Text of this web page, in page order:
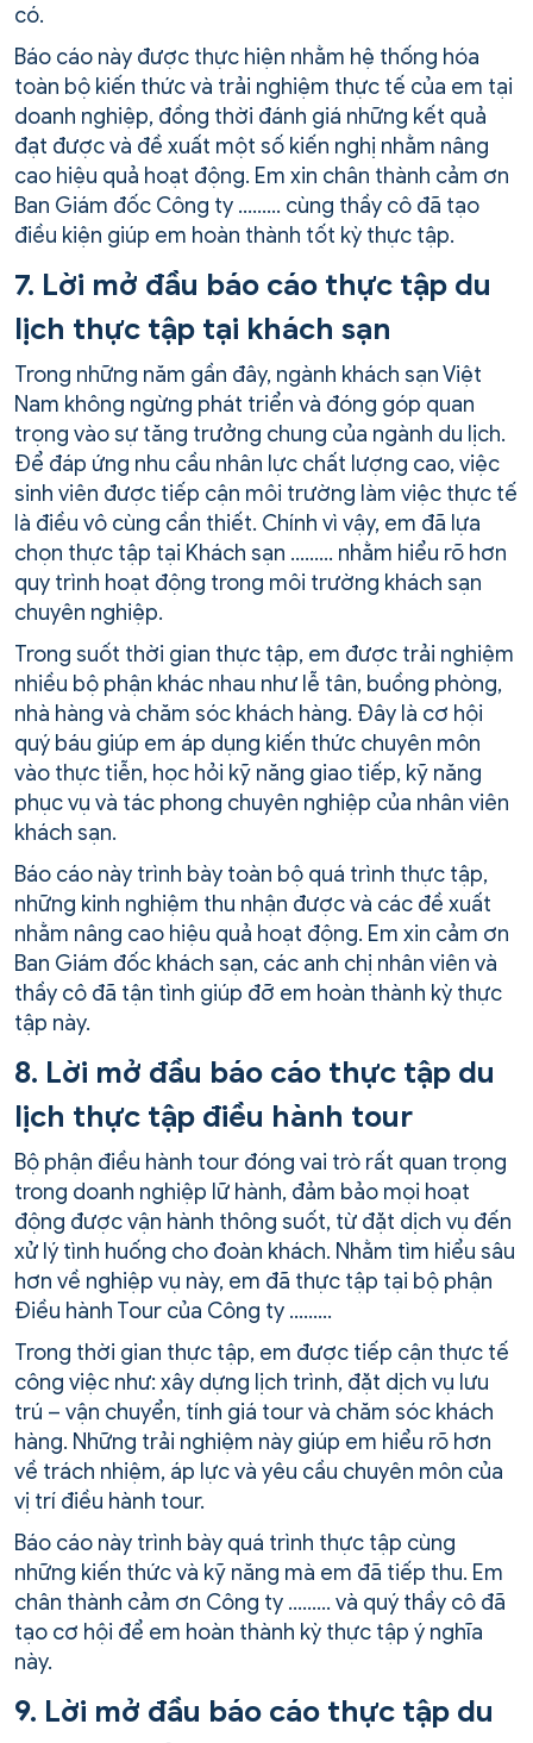
có.
Báo cáo này được thực hiện nhằm hệ thống hóa
toàn bộ kiến thức và trải nghiệm thực tế của em tại
doanh nghiệp, đồng thời đánh giá những kết quả
đạt được và đề xuất một số kiến nghị nhằm nâng
cao hiệu quả hoạt động. Em xin chân thành cảm ơn
Ban Giám đốc Công ty ……… cùng thầy cô đã tạo
điều kiện giúp em hoàn thành tốt kỳ thực tập.
7. Lời mở đầu báo cáo thực tập du
lịch thực tập tại khách sạn
Trong những năm gần đây, ngành khách sạn Việt
Nam không ngừng phát triển và đóng góp quan
trọng vào sự tăng trưởng chung của ngành du lịch.
Để đáp ứng nhu cầu nhân lực chất lượng cao, việc
sinh viên được tiếp cận môi trường làm việc thực tế
là điều vô cùng cần thiết. Chính vì vậy, em đã lựa
chọn thực tập tại Khách sạn ……… nhằm hiểu rõ hơn
quy trình hoạt động trong môi trường khách sạn
chuyên nghiệp.
Trong suốt thời gian thực tập, em được trải nghiệm
nhiều bộ phận khác nhau như lễ tân, buồng phòng,
nhà hàng và chăm sóc khách hàng. Đây là cơ hội
quý báu giúp em áp dụng kiến thức chuyên môn
vào thực tiễn, học hỏi kỹ năng giao tiếp, kỹ năng
phục vụ và tác phong chuyên nghiệp của nhân viên
khách sạn.
Báo cáo này trình bày toàn bộ quá trình thực tập,
những kinh nghiệm thu nhận được và các đề xuất
nhằm nâng cao hiệu quả hoạt động. Em xin cảm ơn
Ban Giám đốc khách sạn, các anh chị nhân viên và
thầy cô đã tận tình giúp đỡ em hoàn thành kỳ thực
tập này.
8. Lời mở đầu báo cáo thực tập du
lịch thực tập điều hành tour
Bộ phận điều hành tour đóng vai trò rất quan trọng
trong doanh nghiệp lữ hành, đảm bảo mọi hoạt
động được vận hành thông suốt, từ đặt dịch vụ đến
xử lý tình huống cho đoàn khách. Nhằm tìm hiểu sâu
hơn về nghiệp vụ này, em đã thực tập tại bộ phận
Điều hành Tour của Công ty ………
Trong thời gian thực tập, em được tiếp cận thực tế
công việc như: xây dựng lịch trình, đặt dịch vụ lưu
trú – vận chuyển, tính giá tour và chăm sóc khách
hàng. Những trải nghiệm này giúp em hiểu rõ hơn
về trách nhiệm, áp lực và yêu cầu chuyên môn của
vị trí điều hành tour.
Báo cáo này trình bày quá trình thực tập cùng
những kiến thức và kỹ năng mà em đã tiếp thu. Em
chân thành cảm ơn Công ty ……… và quý thầy cô đã
tạo cơ hội để em hoàn thành kỳ thực tập ý nghĩa
này.
9. Lời mở đầu báo cáo thực tập du